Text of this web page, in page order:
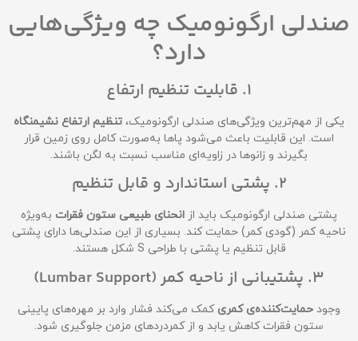
صندلی ارگونومیک چه ویژگی‌هایی
دارد؟
1. قابلیت تنظیم ارتفاع
یکی از مهم‌ترین ویژگی‌های صندلی ارگونومیک، تنظیم ارتفاع نشیمنگاه
است. این قابلیت باعث می‌شود پاها به‌صورت کامل روی زمین قرار
بگیرند و زانوها در زاویه‌ای مناسب نسبت به لگن باشند.
2. پشتی استاندارد و قابل تنظیم
پشتی صندلی ارگونومیک باید از انحنای طبیعی ستون فقرات به‌ویژه
ناحیه کمر (گودی کمر) حمایت کند. بسیاری از این صندلی‌ها دارای پشتی
قابل تنظیم یا پشتی با طراحی S شکل هستند.
3. پشتیبانی از ناحیه کمر (Lumbar Support)
وجود حمایت‌کننده‌ی کمری کمک می‌کند فشار وارد بر مهره‌های پایینی
ستون فقرات کاهش یابد و از کمردردهای مزمن جلوگیری شود.